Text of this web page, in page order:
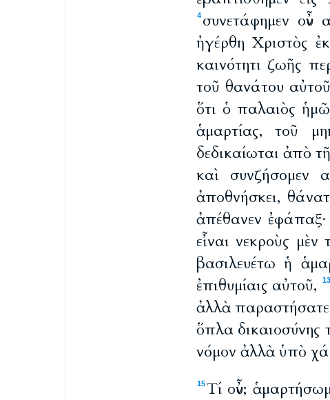
4 συνετάφημεν
ἠγέρθη Χριστὸς
καινότητι ζωῆς
τοῦ θανάτου
ὅτι ὁ παλαιὸς
ἁμαρτίας, τοῦ
δεδικαίωται ἀπὸ
καὶ συνζήσομεν
ἀποθνήσκει,
ἀπέθανεν
εἶναι νεκροὺς
βασιλευέτω ἡ
ἐπιθυμίαις αὐτοῦ,
13
ἀλλὰ
ὅπλα δικαιοσύνης
νόμον ἀλλὰ ὑπὸ
15 Τί οὖν;